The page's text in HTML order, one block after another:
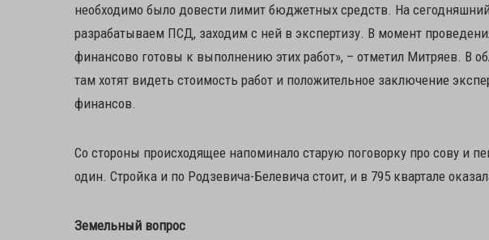
необходимо было довести лимит бюджетных средств. На
разрабатываем ПСД, заходим с ней в экспертизу. В момент
финансово готовы к выполнению этих работ», – отметил Митряев. В
там хотят видеть стоимость работ и положительное заключение
финансов.
Со стороны происходящее напоминало старую поговорку про сову и
один. Стройка и по Родзевича-Белевича стоит, и в 795 квартале
Земельный вопрос